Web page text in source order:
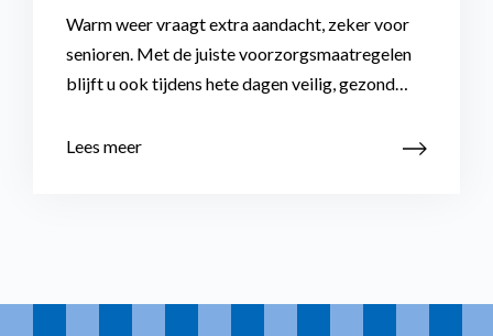
Warm weer vraagt extra aandacht, zeker voor
senioren. Met de juiste voorzorgsmaatregelen
blijft u ook tijdens hete dagen veilig, gezond…
Lees meer